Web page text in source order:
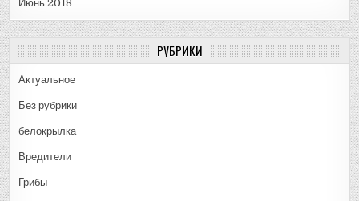
Июнь 2018
РУБРИКИ
Актуальное
Без рубрики
белокрылка
Вредители
Грибы